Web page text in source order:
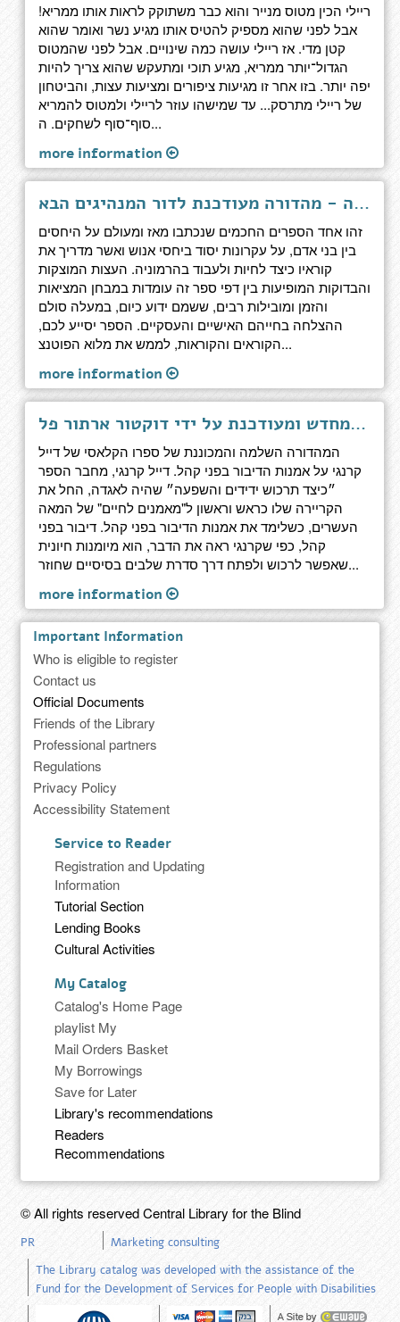
ריילי הכין מטוס מנייר והוא כבר משתוקק לראות אותו ממריא!
אבל לפני שהוא מספיק להטיס אותו מגיע נשר ואומר שהוא
קטן מדי. אז ריילי עושה כמה שינויים. אבל לפני שהמטוס
הגדול־יותר ממריא, מגיע תוכי ומתעקש שהוא צריך להיות
יפה יותר. בזו אחר זו מגיעות ציפורים ומציעות עצות, והביטחון
של ריילי מתרסק... עד שמישהו עוזר לריילי ולמטוס להמריא
סוף־סוף לשחקים. ה...
more information
כיצד לרכוש ידידים והשפעה - מהדורה מעודכנת לדור המנהיגים הבא
זהו אחד הספרים החכמים שנכתבו מאז ומעולם על היחסים
בין בני אדם, על עקרונות יסוד ביחסי אנוש ואשר מדריך את
קוראיו כיצד לחיות ולעבוד בהרמוניה. העצות המוצקות
והבדוקות המופיעות בין דפי ספר זה עומדות במבחן המציאות
והזמן ומובילות רבים, ששמם ידוע כיום, במעלה סולם
ההצלחה בחייהם האישיים והעסקיים. הספר יסייע לכם,
הקוראים והקוראות, לממש את מלוא הפוטנצ...
more information
אמנות הדיבור בפני קהל - התוכנית המלאה, ערוכה מחדש ומעודכנת על ידי דוקטור ארתור פל
המהדורה השלמה והמכוננת של ספרו הקלאסי של דייל
קרנגי על אמנות הדיבור בפני קהל. דייל קרנגי, מחבר הספר
״כיצד תרכוש ידידים והשפעה״ שהיה לאגדה, החל את
הקריירה שלו כראש וראשון ל"מאמנים לחיים" של המאה
העשרים, כשלימד את אמנות הדיבור בפני קהל. דיבור בפני
קהל, כפי שקרנגי ראה את הדבר, הוא מיומנות חיונית
שאפשר לרכוש ולפתח דרך סדרת שלבים בסיסיים שחוזר...
more information
Important Information
Who is eligible to register
Contact us
Official Documents
Friends of the Library
Professional partners
Regulations
Privacy Policy
Accessibility Statement
Service to Reader
Registration and Updating
Information
Tutorial Section
Lending Books
Cultural Activities
My Catalog
Catalog's Home Page
playlist My
Mail Orders Basket
My Borrowings
Save for Later
Library's recommendations
Readers
Recommendations
© All rights reserved Central Library for the Blind
PR
Marketing consulting
The Library catalog was developed with the assistance of the
Fund for the Development of Services for People with Disabilities